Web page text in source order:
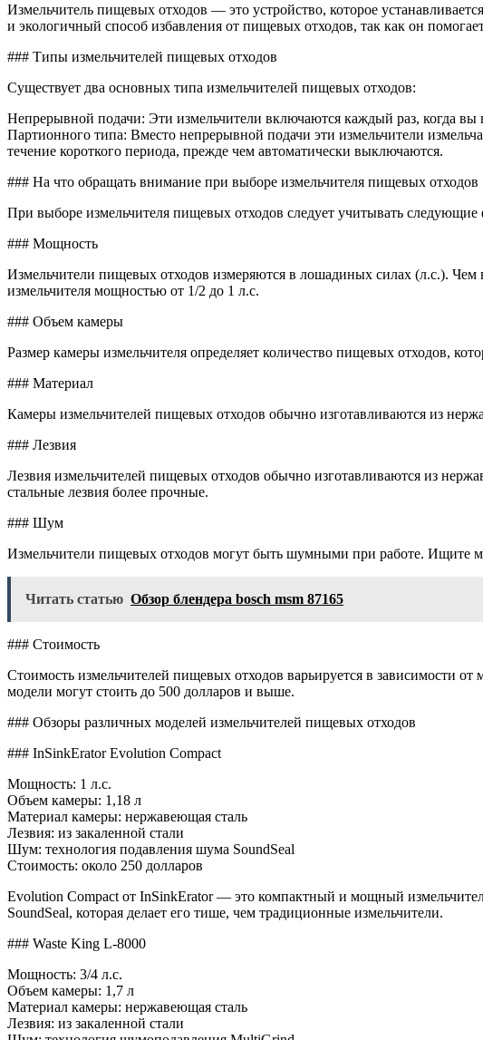
Измельчитель пищевых отходов — это устройство, которое
и экологичный способ избавления от пищевых отходов, так как он
### Типы измельчителей пищевых отходов
Существует два основных типа измельчителей пищевых отходов:
Непрерывной подачи: Эти измельчители включаются каждый раз, когда
Партионного типа: Вместо непрерывной подачи эти измельчители
течение короткого периода, прежде чем автоматически выключаются.
### На что обращать внимание при выборе измельчителя пищевых отходов
При выборе измельчителя пищевых отходов следует учитывать следующие
### Мощность
Измельчители пищевых отходов измеряются в лошадиных силах (л.с.).
измельчителя мощностью от 1/2 до 1 л.с.
### Объем камеры
Размер камеры измельчителя определяет количество пищевых отходов,
### Материал
Камеры измельчителей пищевых отходов обычно изготавливаются из
### Лезвия
Лезвия измельчителей пищевых отходов обычно изготавливаются из
стальные лезвия более прочные.
### Шум
Измельчители пищевых отходов могут быть шумными при работе. Ищите
Читать статью Обзор блендера bosch msm 87165
### Стоимость
Стоимость измельчителей пищевых отходов варьируется в зависимости
модели могут стоить до 500 долларов и выше.
### Обзоры различных моделей измельчителей пищевых отходов
### InSinkErator Evolution Compact
Мощность: 1 л.с.
Объем камеры: 1,18 л
Материал камеры: нержавеющая сталь
Лезвия: из закаленной стали
Шум: технология подавления шума SoundSeal
Стоимость: около 250 долларов
Evolution Compact от InSinkErator — это компактный и мощный
SoundSeal, которая делает его тише, чем традиционные измельчители.
### Waste King L-8000
Мощность: 3/4 л.с.
Объем камеры: 1,7 л
Материал камеры: нержавеющая сталь
Лезвия: из закаленной стали